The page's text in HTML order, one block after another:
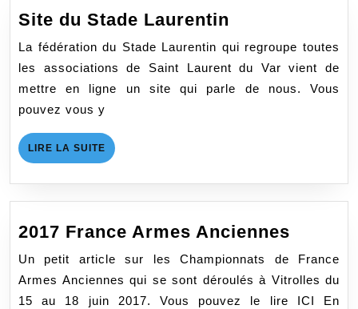
Site du Stade Laurentin
du
Stade
Laurentin
La fédération du Stade Laurentin qui regroupe toutes
les associations de Saint Laurent du Var vient de
mettre en ligne un site qui parle de nous. Vous
pouvez vous y
LIRE LA SUITE LIRE
LA
2017 France Armes Anciennes
France
Armes
Un petit article sur les Championnats de France
Armes Anciennes qui se sont déroulés à Vitrolles du
15 au 18 juin 2017. Vous pouvez le lire ICI En